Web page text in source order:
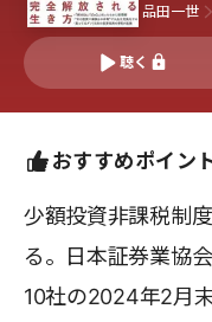
品田一世
聴く
おすすめポイン
少額投資非課税制
る。日本証券業協
10社の2024年2月